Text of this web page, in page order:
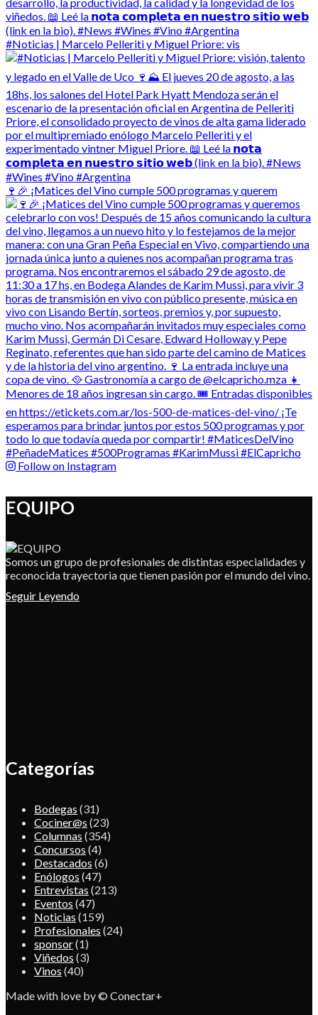
#Noticias | Marcelo Pelleriti y Miguel Priore: vis
🍷🎉 ¡Matices del Vino cumple 500 programas y querem
Follow on Instagram
EQUIPO
Somos un grupo de profesionales de distintas especialidades y
reconocida trayectoria que tienen pasión por el mundo del vino.
Seguir Leyendo
Categorías
Bodegas (31)
Cociner@s (23)
Columnas (354)
Concursos (4)
Destacados (6)
Enólogos (47)
Entrevistas (213)
Eventos (47)
Noticias (159)
Profesionales (24)
sponsor(1)
Viñedos (3)
Vinos (40)
Made with love by © Conectar+